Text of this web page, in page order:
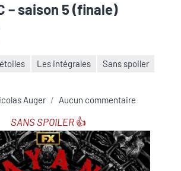
– saison 5 (finale)
Les intégrales
Sans spoiler
Auger Aucun commentaire